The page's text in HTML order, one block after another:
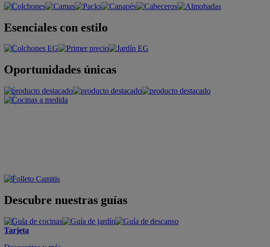
Esenciales con estilo
Oportunidades únicas
Descubre nuestras guías
Tarjeta